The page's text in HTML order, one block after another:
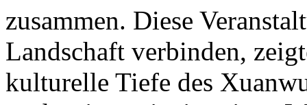
zusammen. Diese
Landschaft verbinden,
kulturelle Tiefe des